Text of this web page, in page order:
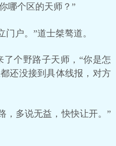
哪个区的天师？”
门户。”道士桀骜道。
个野路子天师，“你是怎
还没接到具体线报，对方
，多说无益，快快让开。”